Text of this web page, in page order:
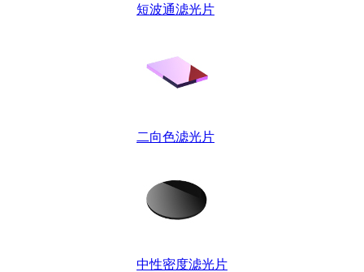
短波通滤光片
二向色滤光片
中性密度滤光片